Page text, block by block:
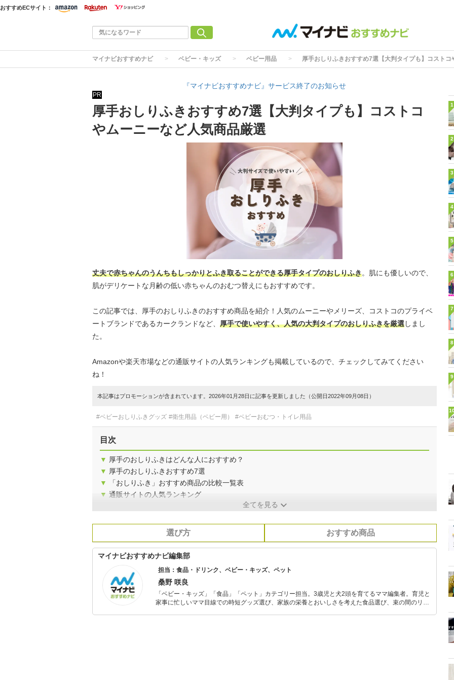
おすすめECサイト：
マイナビおすすめナビ ベビー・キッズ ベビー用品 厚手おしりふきおすすめ7選【大判タイプも】コスト
『マイナビおすすめナビ』サービス終了のお知らせ
PR
厚手おしりふきおすすめ7選【大判タイプも】コストコ
やムーニーなど人気商品厳選
丈夫で赤ちゃんのうんちもしっかりとふき取ることができる厚手タイプのおしりふき。肌にも優しいので、
肌がデリケートな月齢の低い赤ちゃんのおむつ替えにもおすすめです。
この記事では、厚手のおしりふきのおすすめ商品を紹介！人気のムーニーやメリーズ、コストコのプライベ
ートブランドであるカークランドなど、 厚手で使いやすく、人気の大判タイプのおしりふきを厳選しまし
た。
Amazonや楽天市場などの通販サイトの人気ランキングも掲載しているので、チェックしてみてください
ね！
本記事はプロモーションが含まれています。2026年01月28日に記事を更新しました（公開日2022年09月08日）
#ベビーおしりふきグッズ #衛生用品（ベビー用） #ベビーおむつ・トイレ用品
目次
▼ 厚手のおしりふきはどんな人におすすめ？
▼ 厚手のおしりふきおすすめ7選
▼
「おしりふき」おすすめ商品の比較一覧表
▼ 通販サイトの人気ランキング
全てを見る
選び方 おすすめ商品
マイナビおすすめナビ編集部
担当：食品・ドリンク、ベビー・キッズ、ペット
桑野 咲良
「ベビー・キッズ」「食品」「ペット」カテゴリー担当。3歳児と犬2頭を育てるママ編集者。育児と
家事に忙しいママ目線での時短グッズ選び、家族の栄養とおいしさを考えた食品選び、束の間のリラ
1
2
3
4
5
6
7
8
9